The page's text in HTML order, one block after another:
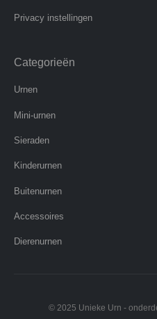
Privacy instellingen
Categorieën
Urnen
Mini-urnen
Sieraden
Kinderurnen
Buitenurnen
Accessoires
Dierenurnen
© 2025 Unieke Urn -